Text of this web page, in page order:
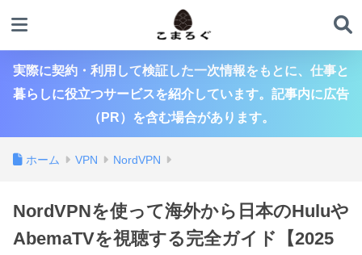
実際に契約・利用して検証した一次情報をもとに、仕事と
暮らしに役立つサービスを紹介しています。記事内に広告
（PR）を含む場合があります。
ホーム VPN NordVPN
NordVPNを使って海外から日本のHuluや
AbemaTVを視聴する完全ガイド【2025